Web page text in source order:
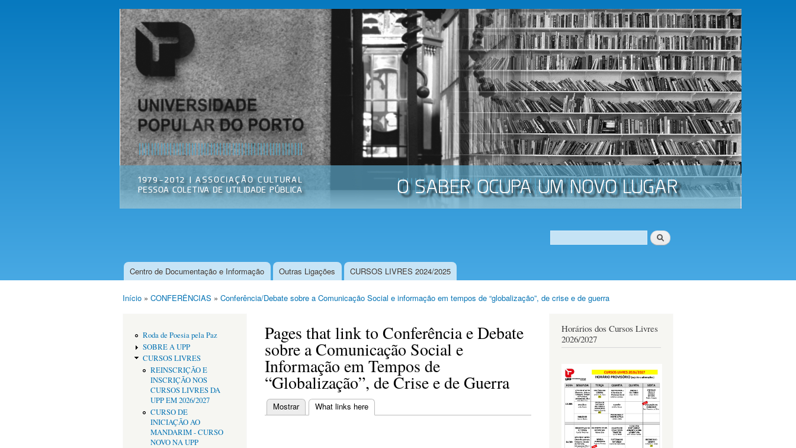
Passar
para o
conteúdo
principal
Universidade
Popular do
Porto
Associação
Cultural
Formulário de procura
Procurar
Menu principal
Centro de Documentação e Informação Outras Ligações CURSOS LIVRES 2024/2025
Início » CONFERÊNCIAS » Conferência/Debate sobre a Comunicação Social e informação em tempos de “globalização”, de crise e de guerra
Roda de Poesia pela Paz
SOBRE A UPP
CURSOS LIVRES
REINSCRIÇÃO E
INSCRIÇÃO NOS
CURSOS LIVRES DA
UPP EM 2026/2027
CURSO DE
INICIAÇÃO AO
MANDARIM - CURSO
NOVO NA UPP
Pages that link to Conferência e Debate
sobre a Comunicação Social e
Informação em Tempos de
“Globalização”, de Crise e de Guerra
Separadores primários
Mostrar What links here
Horários dos Cursos Livres
2026/2027